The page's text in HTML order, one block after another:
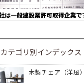
カテゴリ別インデックス
木製チェア（洋風）